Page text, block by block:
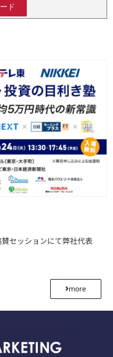
ド
セッションにて弊社代表
more